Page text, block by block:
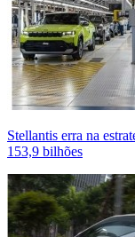
Stellantis erra na
153,9 bilhões